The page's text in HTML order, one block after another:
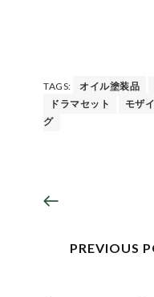
TAGS: オイル塗装品
ドラマセット
モザ
グ
PREVIOUS